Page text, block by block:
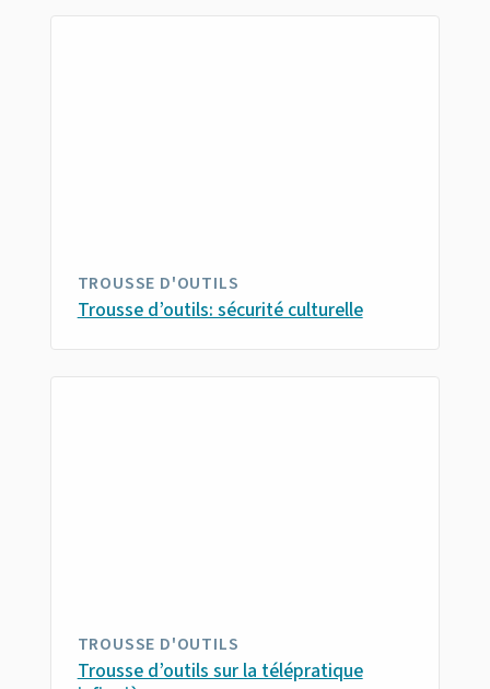
TROUSSE D'OUTILS
Trousse d’outils: sécurité culturelle
TROUSSE D'OUTILS
Trousse d’outils sur la télépratique